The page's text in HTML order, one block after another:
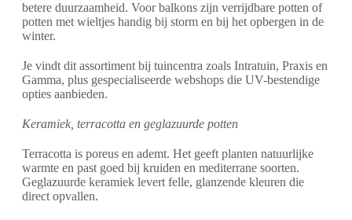
betere duurzaamheid. Voor balkons zijn verrijdbare potten of
potten met wieltjes handig bij storm en bij het opbergen in de
winter.
Je vindt dit assortiment bij tuincentra zoals Intratuin, Praxis en
Gamma, plus gespecialiseerde webshops die UV-bestendige
opties aanbieden.
Keramiek, terracotta en geglazuurde potten
Terracotta is poreus en ademt. Het geeft planten natuurlijke
warmte en past goed bij kruiden en mediterrane soorten.
Geglazuurde keramiek levert felle, glanzende kleuren die
direct opvallen.